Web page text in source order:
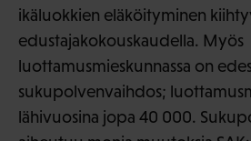
ikäluokkien eläköityminen
edustajakokouskaudella. Myös
luottamusmieskunnassa on
sukupolvenvaihdos;
lähivuosina jopa 40 000.